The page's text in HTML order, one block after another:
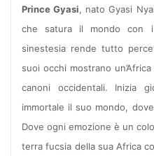
Prince Gyasi, nato Gyasi
che satura il mondo con
sinestesia rende tutto
suoi occhi mostrano
canoni occidentali. Inizia
immortale il suo mondo,
Dove ogni emozione è un
terra fucsia della sua Africa